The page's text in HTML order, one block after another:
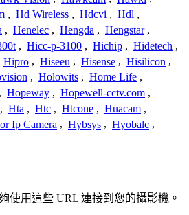
, Hd Wireless , Hdcvi , Hdl ,
, Henelec , Hengda , Hengstar ,
, Hicc-p-3100 , Hichip , Hidetech ,
Hipro , Hiseeu , Hisense , Hisilicon ,
, Holowits , Home Life ,
, Hopeway , Hopewell-cctv.com ,
, Hta , Htc , Htcone , Huacam ,
Ip Camera , Hybsys , Hyobalc ,
使用這些 URL 連接到您的攝影機。